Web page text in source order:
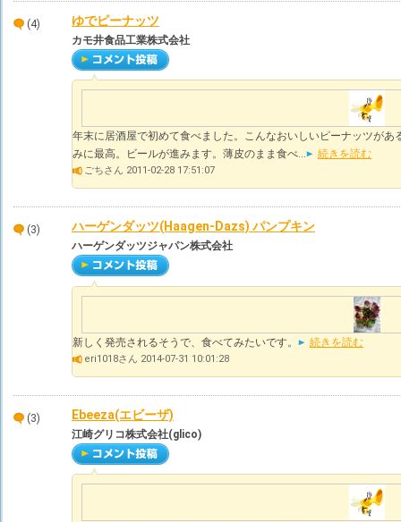
(4) ゆでピーナッツ
カモ井食品工業株式会社
年末に居酒屋で初めて食べました。こんなおいしいピーナッツが
みに最高。ビールが進みます。薄皮のまま食べ...
続きを読む
ごちさん 2011-02-28 17:51:07
(3) ハーゲンダッツ(Haagen-Dazs) パンプキン
ハーゲンダッツジャパン株式会社
新しく発売されるそうで、食べてみたいです。 続きを読む
eri1018さん 2014-07-31 10:01:28
(3) Ebeeza(エビーザ)
江崎グリコ株式会社(glico)